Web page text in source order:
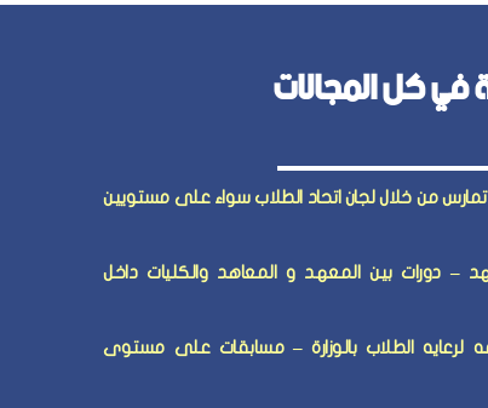
كل المجالات
من خلال لجان اتحاد الطلاب سواء على مستويين
– دورات بين المعهد و المعاهد والكليات داخل
لرعايه الطلاب بالوزارة – مسابقات على مستوى